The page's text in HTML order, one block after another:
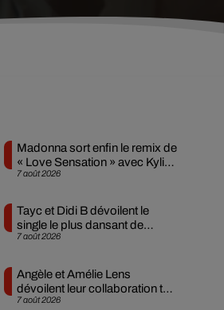
7 août 2026
Madonna sort enfin le remix de
« Love Sensation » avec Kylie
Minogue
7 août 2026
Tayc et Didi B dévoilent le
single le plus dansant de
l’année
7 août 2026
Angèle et Amélie Lens
dévoilent leur collaboration tant
attendue